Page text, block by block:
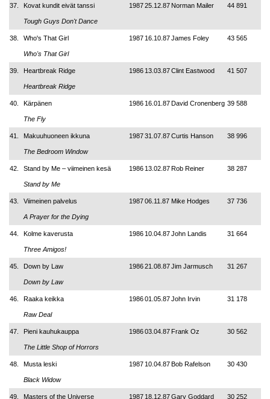
37. Kovat kundit eivät tanssi
Tough Guys Don't Dance
198725.12.87 Norman Mailer 44 891
38. Who's That Girl
Who's That Girl
1987 16.10.87James Foley 43 565
39. Heartbreak Ridge
Heartbreak Ridge
1986 13.03.87Clint Eastwood 41 507
40. Kärpänen
The Fly
1986 16.01.87David Cronenberg 39 588
41. Makuuhuoneen ikkuna
The Bedroom Window
198731.07.87Curtis Hanson 38 996
42. Stand by Me – viimeinen kesä
Stand by Me
1986 13.02.87Rob Reiner 38 287
43. Viimeinen palvelus
A Prayer for the Dying
198706.11.87 Mike Hodges 37 736
44. Kolme kaverusta
Three Amigos!
1986 10.04.87John Landis 31 664
45. Down by Law
Down by Law
198621.08.87Jim Jarmusch 31 267
46. Raaka keikka
Raw Deal
198601.05.87John Irvin 31 178
47. Pieni kauhukauppa
The Little Shop of Horrors
198603.04.87 Frank Oz 30 562
48. Musta leski
Black Widow
1987 10.04.87Bob Rafelson 30 430
49. Masters of the Universe 1987 18.12.87Gary Goddard 30 252